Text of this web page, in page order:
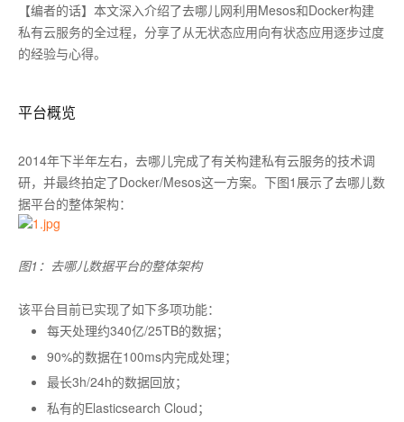
【编者的话】本文深入介绍了去哪儿网利用Mesos和Docker构建
私有云服务的全过程，分享了从无状态应用向有状态应用逐步过度
的经验与心得。
平台概览
2014年下半年左右，去哪儿完成了有关构建私有云服务的技术调
研，并最终拍定了Docker/Mesos这一方案。下图1展示了去哪儿数
据平台的整体架构：
图1：去哪儿数据平台的整体架构
该平台目前已实现了如下多项功能：
每天处理约340亿/25TB的数据；
90%的数据在100ms内完成处理；
最长3h/24h的数据回放；
私有的Elasticsearch Cloud；